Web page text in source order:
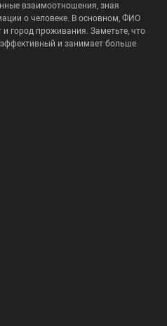
взаимоотношения, зная
о человеке. В основном, ФИО
город проживания. Заметьте, что
и занимает больше